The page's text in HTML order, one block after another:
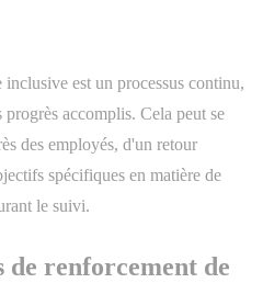
est un processus continu,
accomplis. Cela peut se
des employés, d'un retour
spécifiques en matière de
le suivi.
de renforcement de